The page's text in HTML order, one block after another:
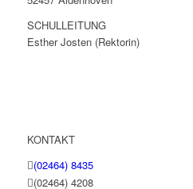
SCHULLEITUNG
Esther Josten (Rektorin)
KONTAKT
(02464) 8435
(02464) 4208